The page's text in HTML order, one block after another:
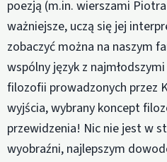
poezją (m.in. wierszami
ważniejsze, uczą się jej
zobaczyć można na naszym
wspólny język z
filozofii prowadzonych przez
wyjścia, wybrany koncept
przewidzenia! Nic nie jest w
wyobraźni, najlepszym